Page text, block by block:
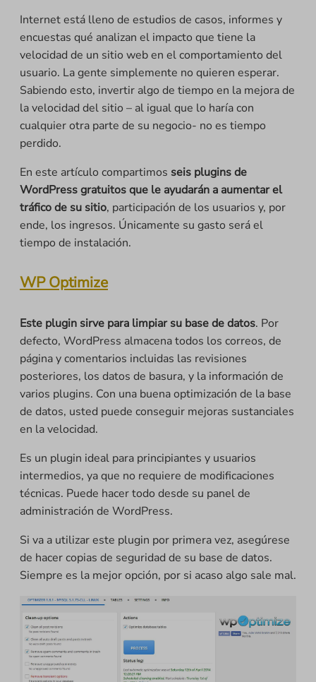
Internet está lleno de estudios de casos, informes y
encuestas qué analizan el impacto que tiene la
velocidad de un sitio web en el comportamiento del
usuario. La gente simplemente no quieren esperar.
Sabiendo esto, invertir algo de tiempo en la mejora de
la velocidad del sitio – al igual que lo haría con
cualquier otra parte de su negocio- no es tiempo
perdido.
En este artículo compartimos seis plugins de
WordPress gratuitos que le ayudarán a aumentar el
tráfico de su sitio, participación de los usuarios y, por
ende, los ingresos. Únicamente su gasto será el
tiempo de instalación.
WP Optimize
Este plugin sirve para limpiar su base de datos. Por
defecto, WordPress almacena todos los correos, de
página y comentarios incluidas las revisiones
posteriores, los datos de basura, y la información de
varios plugins. Con una buena optimización de la base
de datos, usted puede conseguir mejoras sustanciales
en la velocidad.
Es un plugin ideal para principiantes y usuarios
intermedios, ya que no requiere de modificaciones
técnicas. Puede hacer todo desde su panel de
administración de WordPress.
Si va a utilizar este plugin por primera vez, asegúrese
de hacer copias de seguridad de su base de datos.
Siempre es la mejor opción, por si acaso algo sale mal.